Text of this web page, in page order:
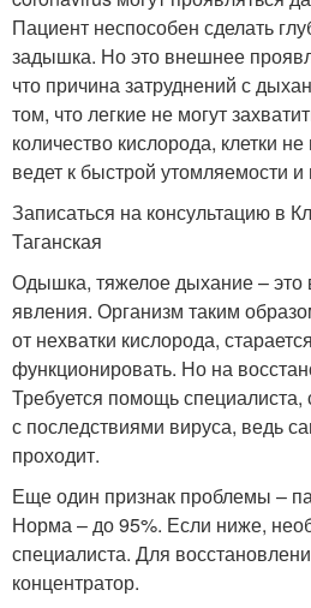
Пациент неспособен сделать
задышка. Но это внешнее
что причина затруднений с
том, что легкие не могут
количество кислорода, клетки
ведет к быстрой утомляемости
Записаться на консультацию в
Таганская
Одышка, тяжелое дыхание –
явления. Организм таким
от нехватки кислорода,
функционировать. Но на
Требуется помощь специалиста,
с последствиями вируса, ведь
проходит.
Еще один признак проблемы –
Норма – до 95%. Если ниже,
специалиста. Для
концентратор.